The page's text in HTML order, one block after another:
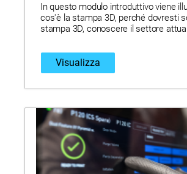
In questo modulo introduttivo viene
cos'è la stampa 3D, perché dovresti
stampa 3D, conoscere il settore
uniche.
Visualizza